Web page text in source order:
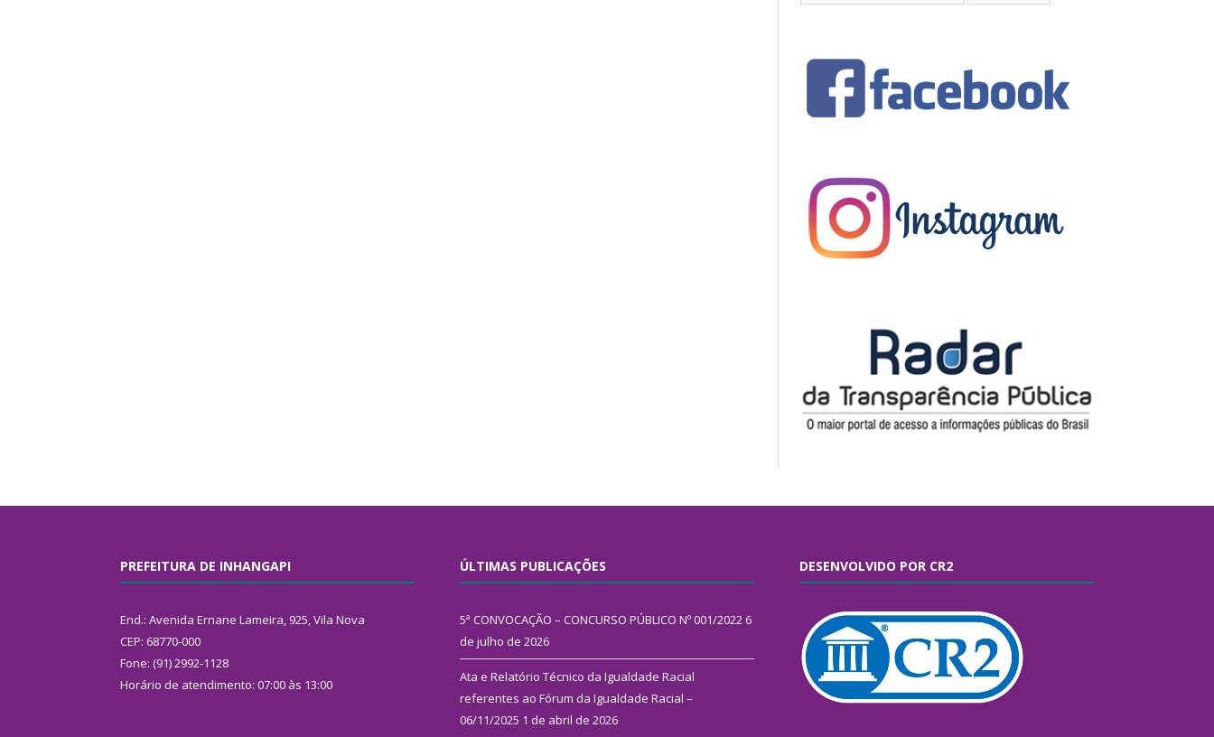
PREFEITURA DE INHANGAPI
End.: Avenida Ernane Lameira, 925, Vila Nova
CEP: 68770-000
Fone: (91) 2992-1128
Horário de atendimento: 07:00 às 13:00
ÚLTIMAS PUBLICAÇÕES
5ª CONVOCAÇÃO – CONCURSO PÚBLICO Nº 001/2022 6
de julho de 2026
Ata e Relatório Técnico da Igualdade Racial
referentes ao Fórum da Igualdade Racial –
06/11/2025 1 de abril de 2026
DESENVOLVIDO POR CR2